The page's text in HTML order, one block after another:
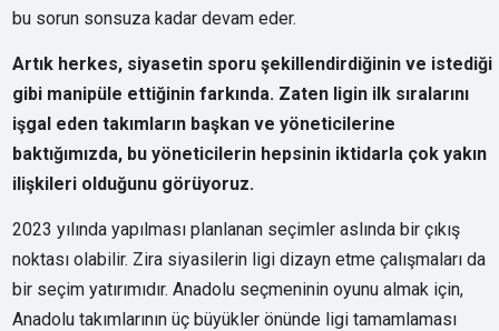
bu sorun sonsuza kadar devam eder.
Artık herkes, siyasetin sporu şekillendirdiğinin ve istediği
gibi manipüle ettiğinin farkında. Zaten ligin ilk sıralarını
işgal eden takımların başkan ve yöneticilerine
baktığımızda, bu yöneticilerin hepsinin iktidarla çok yakın
ilişkileri olduğunu görüyoruz.
2023 yılında yapılması planlanan seçimler aslında bir çıkış
noktası olabilir. Zira siyasilerin ligi dizayn etme çalışmaları da
bir seçim yatırımıdır. Anadolu seçmeninin oyunu almak için,
Anadolu takımlarının üç büyükler önünde ligi tamamlaması